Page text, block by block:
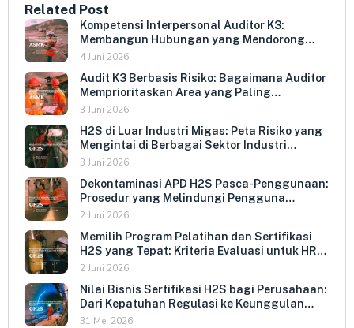
Related Post
Kompetensi Interpersonal Auditor K3:
Membangun Hubungan yang Mendorong
Keterbukaan dan Kepatuhan Sukarela
4 Juni 2026
Audit K3 Berbasis Risiko: Bagaimana Auditor
Memprioritaskan Area yang Paling
Menentukan Kepatuhan Perusahaan
3 Juni 2026
H2S di Luar Industri Migas: Peta Risiko yang
Mengintai di Berbagai Sektor Industri
Indonesia
3 Juni 2026
Dekontaminasi APD H2S Pasca-Penggunaan:
Prosedur yang Melindungi Pengguna
Berikutnya dan Memperpanjang Umur
2 Juni 2026
Memilih Program Pelatihan dan Sertifikasi
H2S yang Tepat: Kriteria Evaluasi untuk HR
dan HSE Manager
2 Juni 2026
Nilai Bisnis Sertifikasi H2S bagi Perusahaan:
Dari Kepatuhan Regulasi ke Keunggulan
Kompetitif
31 Mei 2026